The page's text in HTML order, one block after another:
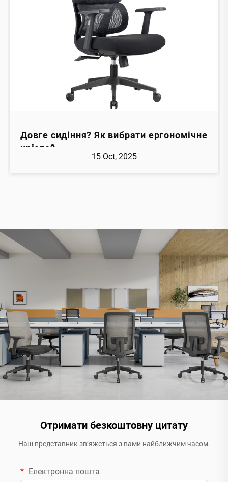
Довге сидіння? Як вибрати ергономічне
крісло?
15 Oct, 2025
Отримати безкоштовну цитату
Наш представник зв’яжеться з вами найближчим часом.
Електронна пошта